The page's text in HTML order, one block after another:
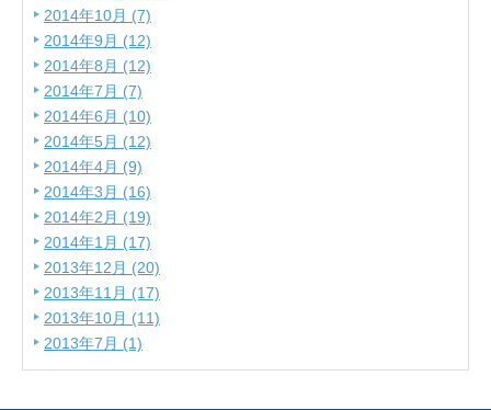
2014年10月 (7)
2014年9月 (12)
2014年8月 (12)
2014年7月 (7)
2014年6月 (10)
2014年5月 (12)
2014年4月 (9)
2014年3月 (16)
2014年2月 (19)
2014年1月 (17)
2013年12月 (20)
2013年11月 (17)
2013年10月 (11)
2013年7月 (1)